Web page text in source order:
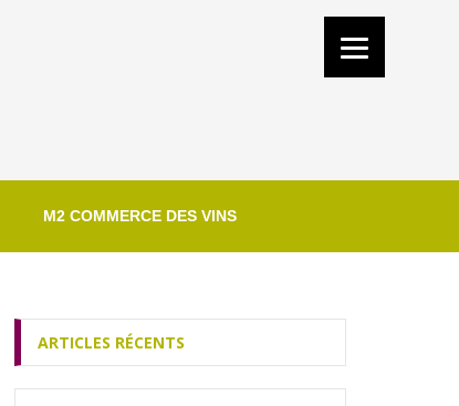
M2 COMMERCE DES VINS
ARTICLES RÉCENTS